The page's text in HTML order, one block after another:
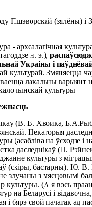
Пшэворскай (зялёны) і
- археалагічная
н. э.),
Украіны і
культурай. Змяняецца
лакальны варыянт
культуры
(В. В. Хвойка,
Некаторыя
(асабліва на ўсходзе і
даследнікаў (П.
культуры з
(скіры, бастарны). Ю. В.
злучаны з мясцовымі
культуры. (А я вось
на Беларусі і
і бярэ свой пачатак ад